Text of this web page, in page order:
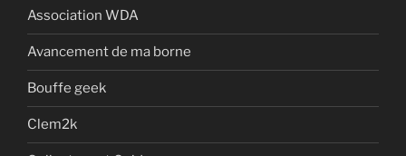
Association WDA
Avancement de ma borne
Bouffe geek
Clem2k